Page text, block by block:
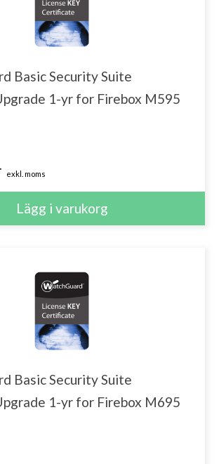
Basic Security Suite
1-yr for Firebox M595
exkl. moms
Basic Security Suite
1-yr for Firebox M695